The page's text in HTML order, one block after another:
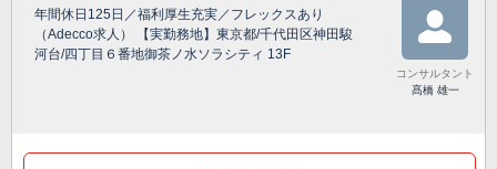
年間休日125日／福利厚生充実／フレックスあり
（Adecco求人） 【実勤務地】東京都/千代田区神田駿
河台/四丁目６番地御茶ノ水ソラシティ 13F
コンサルタント
髙橋 雄一